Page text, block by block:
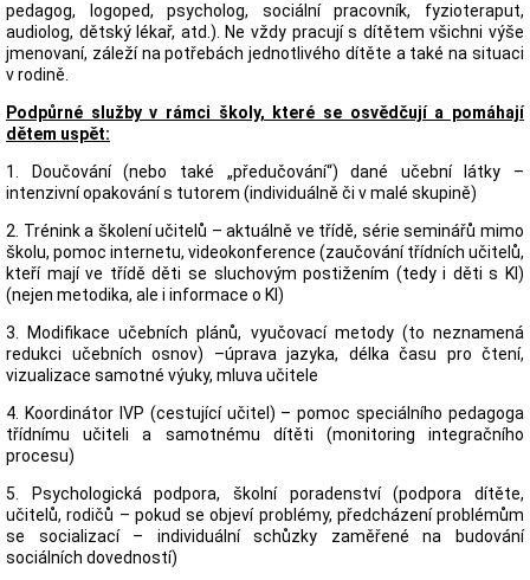
pedagog, logoped, psycholog, sociální pracovník, fyzioteraput,
audiolog, dětský lékař, atd.). Ne vždy pracují s dítětem všichni výše
jmenovaní, záleží na potřebách jednotlivého dítěte a také na situaci
v rodině.
Podpůrné služby v rámci školy, které se osvědčují a pomáhají
dětem uspět:
1. Doučování (nebo také „předučování“) dané učební látky –
intenzivní opakování s tutorem (individuálně či v malé skupině)
2. Trénink a školení učitelů – aktuálně ve třídě, série seminářů mimo
školu, pomoc internetu, videokonference (zaučování třídních učitelů,
kteří mají ve třídě děti se sluchovým postižením (tedy i děti s KI)
(nejen metodika, ale i informace o KI)
3. Modifikace učebních plánů, vyučovací metody (to neznamená
redukci učebních osnov) –úprava jazyka, délka času pro čtení,
vizualizace samotné výuky, mluva učitele
4. Koordinátor IVP (cestující učitel) – pomoc speciálního pedagoga
třídnímu učiteli a samotnému dítěti (monitoring integračního
procesu)
5. Psychologická podpora, školní poradenství (podpora dítěte,
učitelů, rodičů – pokud se objeví problémy, předcházení problémům
se socializací – individuální schůzky zaměřené na budování
sociálních dovedností)